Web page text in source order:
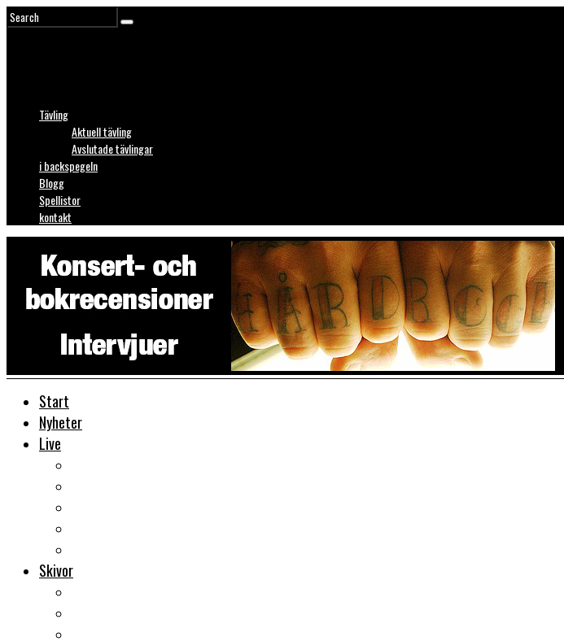
Tävling
Aktuell tävling
Avslutade tävlingar
i backspegeln
Blogg
Spellistor
kontakt
Start
Nyheter
Live
Skivor